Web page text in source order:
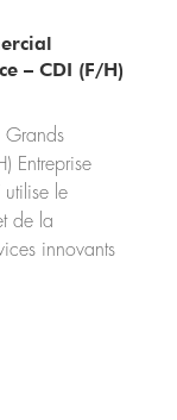
– CDI (F/H)
Grands
Entreprise
utilise le
de la
innovants